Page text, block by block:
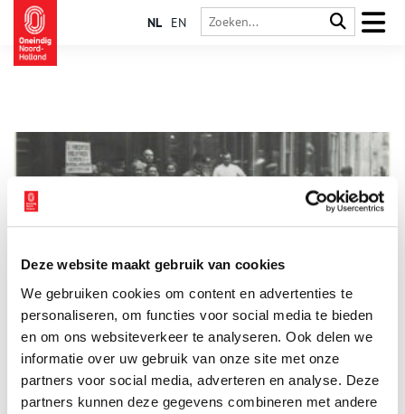
Deze website maakt gebruik van cookies
We gebruiken cookies om content en advertenties te
personaliseren, om functies voor social media te bieden
en om ons websiteverkeer te analyseren. Ook delen we
informatie over uw gebruik van onze site met onze
partners voor social media, adverteren en analyse. Deze
partners kunnen deze gegevens combineren met andere
NL EN
Het begin van de coronacrisis, zo rond 13 maart 2020,
kenmerkte zich door een fenomeen dat we lang niet meer
hebben gezien: hamsteren. Toiletpapier vloog de winkels uit, al
was niet écht duidelijk waarom.